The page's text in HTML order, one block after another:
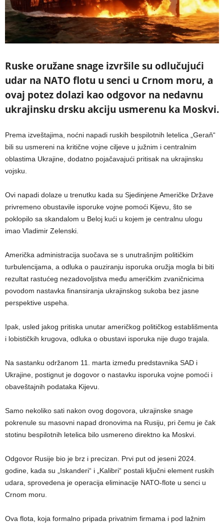
Ruske oružane snage izvršile su odlučujući
udar na NATO flotu u senci u Crnom moru, a
ovaj potez dolazi kao odgovor na nedavnu
ukrajinsku drsku akciju usmerenu ka Moskvi.
Prema izveštajima, noćni napadi ruskih bespilotnih letelica „Geraň“
bili su usmereni na kritične vojne ciljeve u južnim i centralnim
oblastima Ukrajine, dodatno pojačavajući pritisak na ukrajinsku
vojsku.
Ovi napadi dolaze u trenutku kada su Sjedinjene Američke Države
privremeno obustavile isporuke vojne pomoći Kijevu, što se
poklopilo sa skandalom u Beloj kući u kojem je centralnu ulogu
imao Vladimir Zelenski.
Američka administracija suočava se s unutrašnjim političkim
turbulencijama, a odluka o pauziranju isporuka oružja mogla bi biti
rezultat rastućeg nezadovoljstva među američkim zvaničnicima
povodom nastavka finansiranja ukrajinskog sukoba bez jasne
perspektive uspeha.
Ipak, usled jakog pritiska unutar američkog političkog establišmenta
i lobističkih krugova, odluka o obustavi isporuka nije dugo trajala.
Na sastanku održanom 11. marta između predstavnika SAD i
Ukrajine, postignut je dogovor o nastavku isporuka vojne pomoći i
obaveštajnih podataka Kijevu.
Samo nekoliko sati nakon ovog dogovora, ukrajinske snage
pokrenule su masovni napad dronovima na Rusiju, pri čemu je čak
stotinu bespilotnih letelica bilo usmereno direktno ka Moskvi.
Odgovor Rusije bio je brz i precizan. Prvi put od jeseni 2024.
godine, kada su „Iskanderi“ i „Kalibri“ postali ključni element ruskih
udara, sprovedena je operacija eliminacije NATO-flote u senci u
Crnom moru.
Ova flota, koja formalno pripada privatnim firmama i pod lažnim